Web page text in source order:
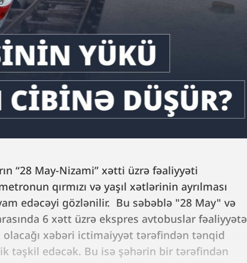
“28 May-Nizami” xətti üzrə fəaliyyəti
qırmızı və yaşıl xətlərinin ayrılması
edəcəyi gözlənilir. Bu səbəblə "28 May" və
6 xətt üzrə ekspres avtobuslar fəaliyyətə
xəbəri ictimaiyyət tərəfindən tənqid
təşkil edəcək. Bu isə şəhərin bir tərəfindən